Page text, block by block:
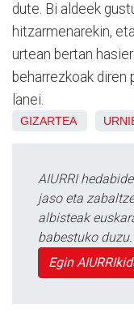
dute. Bi aldeek
hitzarmenarekin,
urtean bertan
beharrezkoak
lanei.
GIZARTEA
AIURRI
jaso eta
albisteak
babestuko duzu.
Egin